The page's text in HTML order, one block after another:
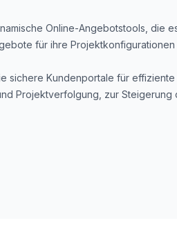
Online-Angebotstools, die
für ihre Projektkonfigurationen
sichere Kundenportale für effiziente
Projektverfolgung, zur Steigerung